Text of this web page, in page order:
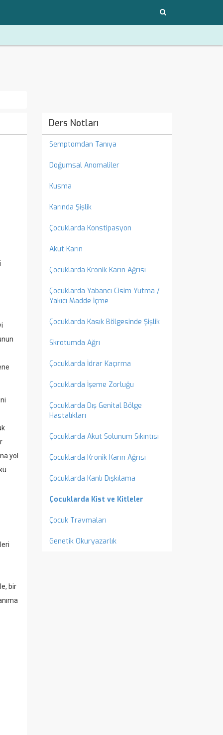
yol
bir
Ders Notları
Semptomdan Tanıya
Doğumsal Anomaliler
Kusma
Karında Şişlik
Çocuklarda Konstipasyon
Akut Karın
Çocuklarda Kronik Karın Ağrısı
Çocuklarda Yabancı Cisim Yutma /
Yakıcı Madde İçme
Çocuklarda Kasık Bölgesinde Şişlik
Skrotumda Ağrı
Çocuklarda İdrar Kaçırma
Çocuklarda İşeme Zorluğu
Çocuklarda Dış Genital Bölge
Hastalıkları
Çocuklarda Akut Solunum Sıkıntısı
Çocuklarda Kronik Karın Ağrısı
Çocuklarda Kanlı Dışkılama
Çocuklarda Kist ve Kitleler
Çocuk Travmaları
Genetik Okuryazarlık